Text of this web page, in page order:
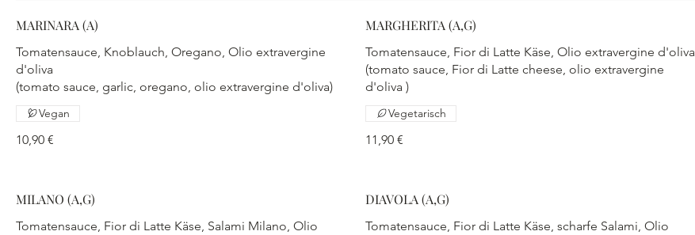
MARINARA (A)
Tomatensauce, Knoblauch, Oregano, Olio extravergine
d'oliva
(tomato sauce, garlic, oregano, olio extravergine d'oliva)
10,90 €
Vegan
MARGHERITA (A,G)
Tomatensauce, Fior di Latte Käse, Olio extravergine d'oliva
(tomato sauce, Fior di Latte cheese, olio extravergine
d'oliva )
11,90 €
Vegetarisch
MILANO (A,G)
Tomatensauce, Fior di Latte Käse, Salami Milano, Olio
DIAVOLA (A,G)
Tomatensauce, Fior di Latte Käse, scharfe Salami, Olio